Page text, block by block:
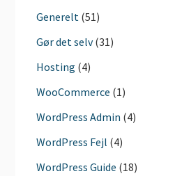
Generelt (51)
Gør det selv(31)
Hosting (4)
WooCommerce (1)
WordPress Admin (4)
WordPress Fejl (4)
WordPress Guide (18)